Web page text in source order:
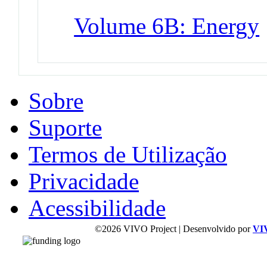
Volume 6B: Energy
Sobre
Suporte
Termos de Utilização
Privacidade
Acessibilidade
©2026 VIVO Project | Desenvolvido por